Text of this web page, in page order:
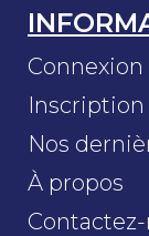
Connexion
Inscription
Nos
À propos